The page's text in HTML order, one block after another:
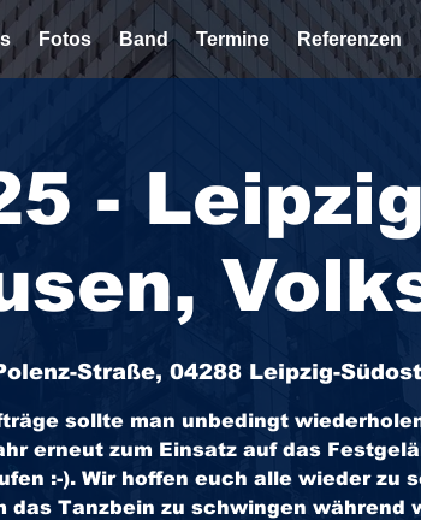
Fotos Band Termine Referenzen
- Leipzig
Straße, 04288 Leipzig-
sollte man unbedingt
erneut zum Einsatz auf das
:-). Wir hoffen euch alle wieder zu
das Tanzbein zu schwingen während